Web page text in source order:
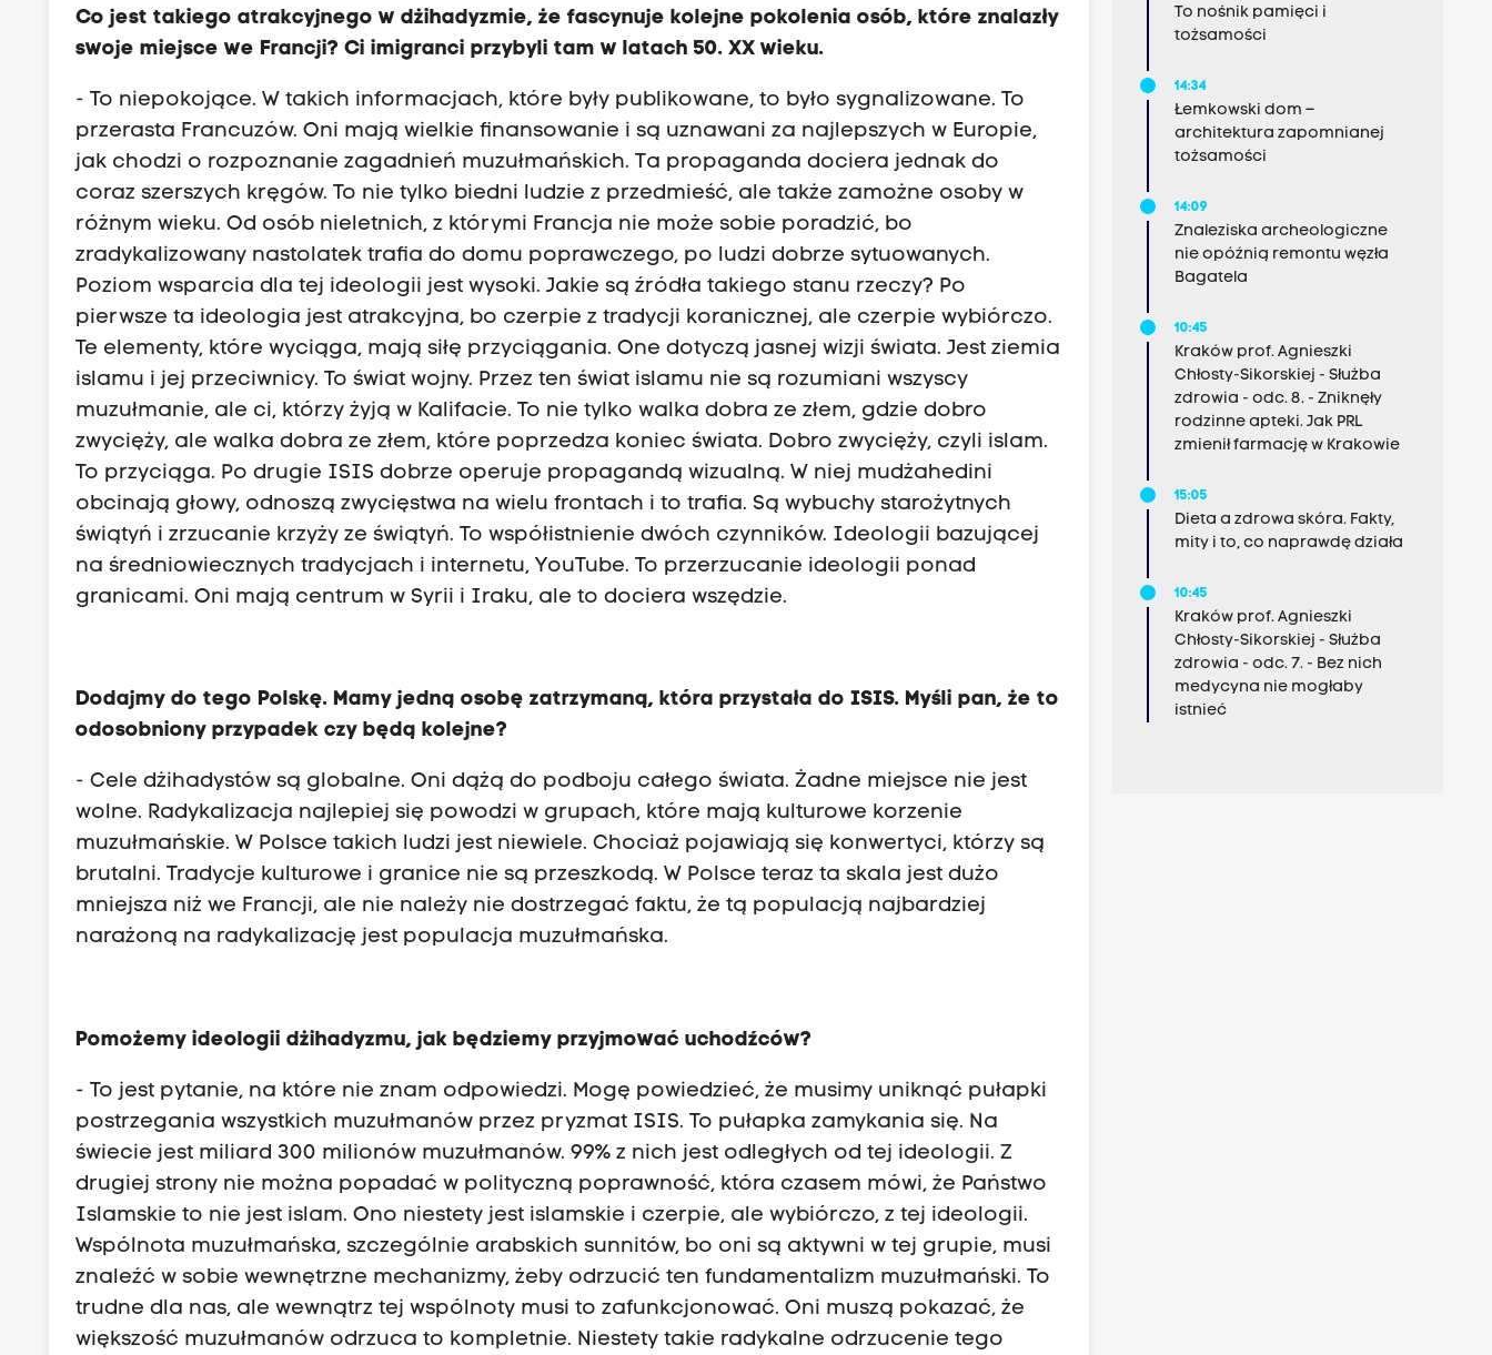
Co jest takiego atrakcyjnego w dżihadyzmie, że fascynuje kolejne pokolenia osób, które znalazły
swoje miejsce we Francji? Ci imigranci przybyli tam w latach 50. XX wieku.
- To niepokojące. W takich informacjach, które były publikowane, to było sygnalizowane. To
przerasta Francuzów. Oni mają wielkie finansowanie i są uznawani za najlepszych w Europie,
jak chodzi o rozpoznanie zagadnień muzułmańskich. Ta propaganda dociera jednak do
coraz szerszych kręgów. To nie tylko biedni ludzie z przedmieść, ale także zamożne osoby w
różnym wieku. Od osób nieletnich, z którymi Francja nie może sobie poradzić, bo
zradykalizowany nastolatek trafia do domu poprawczego, po ludzi dobrze sytuowanych.
Poziom wsparcia dla tej ideologii jest wysoki. Jakie są źródła takiego stanu rzeczy? Po
pierwsze ta ideologia jest atrakcyjna, bo czerpie z tradycji koranicznej, ale czerpie wybiórczo.
Te elementy, które wyciąga, mają siłę przyciągania. One dotyczą jasnej wizji świata. Jest ziemia
islamu i jej przeciwnicy. To świat wojny. Przez ten świat islamu nie są rozumiani wszyscy
muzułmanie, ale ci, którzy żyją w Kalifacie. To nie tylko walka dobra ze złem, gdzie dobro
zwycięży, ale walka dobra ze złem, które poprzedza koniec świata. Dobro zwycięży, czyli islam.
To przyciąga. Po drugie ISIS dobrze operuje propagandą wizualną. W niej mudżahedini
obcinają głowy, odnoszą zwycięstwa na wielu frontach i to trafia. Są wybuchy starożytnych
świątyń i zrzucanie krzyży ze świątyń. To współistnienie dwóch czynników. Ideologii bazującej
na średniowiecznych tradycjach i internetu, YouTube. To przerzucanie ideologii ponad
granicami. Oni mają centrum w Syrii i Iraku, ale to dociera wszędzie.
Dodajmy do tego Polskę. Mamy jedną osobę zatrzymaną, która przystała do ISIS. Myśli pan, że to
odosobniony przypadek czy będą kolejne?
- Cele dżihadystów są globalne. Oni dążą do podboju całego świata. Żadne miejsce nie jest
wolne. Radykalizacja najlepiej się powodzi w grupach, które mają kulturowe korzenie
muzułmańskie. W Polsce takich ludzi jest niewiele. Chociaż pojawiają się konwertyci, którzy są
brutalni. Tradycje kulturowe i granice nie są przeszkodą. W Polsce teraz ta skala jest dużo
mniejsza niż we Francji, ale nie należy nie dostrzegać faktu, że tą populacją najbardziej
narażoną na radykalizację jest populacja muzułmańska.
Pomożemy ideologii dżihadyzmu, jak będziemy przyjmować uchodźców?
- To jest pytanie, na które nie znam odpowiedzi. Mogę powiedzieć, że musimy uniknąć pułapki
postrzegania wszystkich muzułmanów przez pryzmat ISIS. To pułapka zamykania się. Na
świecie jest miliard 300 milionów muzułmanów. 99% z nich jest odległych od tej ideologii. Z
drugiej strony nie można popadać w polityczną poprawność, która czasem mówi, że Państwo
Islamskie to nie jest islam. Ono niestety jest islamskie i czerpie, ale wybiórczo, z tej ideologii.
Wspólnota muzułmańska, szczególnie arabskich sunnitów, bo oni są aktywni w tej grupie, musi
znaleźć w sobie wewnętrzne mechanizmy, żeby odrzucić ten fundamentalizm muzułmański. To
trudne dla nas, ale wewnątrz tej wspólnoty musi to zafunkcjonować. Oni muszą pokazać, że
większość muzułmanów odrzuca to kompletnie. Niestety takie radykalne odrzucenie tego
To nośnik pamięci i
tożsamości
14:34
Łemkowski dom –
architektura zapomnianej
tożsamości
14:09
Znaleziska archeologiczne
nie opóźnią remontu węzła
Bagatela
10:45
Kraków prof. Agnieszki
Chłosty-Sikorskiej - Służba
zdrowia - odc. 8. - Zniknęły
rodzinne apteki. Jak PRL
zmienił farmację w Krakowie
15:05
Dieta a zdrowa skóra. Fakty,
mity i to, co naprawdę działa
10:45
Kraków prof. Agnieszki
Chłosty-Sikorskiej - Służba
zdrowia - odc. 7. - Bez nich
medycyna nie mogłaby
istnieć